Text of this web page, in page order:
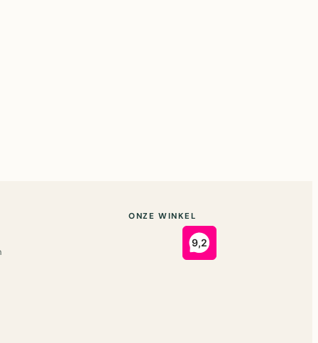
ONZE WINKEL